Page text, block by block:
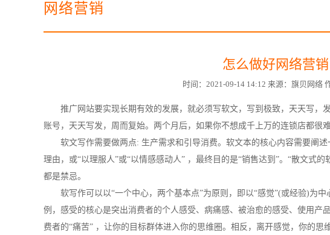
网络营销
怎么做好网络营销
时间：2021-09-14 14:12 来源：旗贝网络
推广网站要实现长期有效的发展，就必须写软文，写到极致，天天写，
账号，天天写发，周而复始。两个月后，如果你不想成千上万的连锁店都很
软文写作需要做两点: 生产需求和引导消费。软文本的核心内容需要阐
理由，或“以理服人”或“以情感感动人” ，最终目的是“销售达到”。“散文式
都是禁忌。
软写作可以以“一个中心，两个基本点”为原则，即以“感觉”(或经验)为
例，感受的核心是突出消费者的个人感受、病痛感、被治愈的感受、使用产
费者的“痛苦” ，让你的目标群体进入你的思维圈。相反，离开感觉，你的